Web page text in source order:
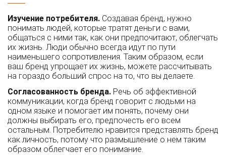
Изучение потребителя. Создавая бренд, нужно
понимать людей, которые тратят деньги с вами,
общаться с ними так, как они предпочитают, облегчать
их жизнь. Люди обычно всегда идут по пути
наименьшего сопротивления. Таким образом, если
ваш бренд упрощает их жизнь, можете рассчитывать
на гораздо больший спрос на то, что вы делаете.
Согласованность бренда. Речь об эффективной
коммуникации, когда бренд говорит с людьми на
одном языке и помогает им понять, почему они
должны выбирать его, предпочесть его всем
остальным. Потребителю нравится представлять бренд
как личность, потому что размышление о нем таким
образом облегчает его понимание.